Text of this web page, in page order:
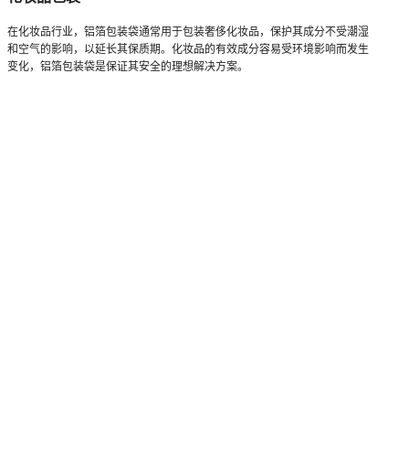
在化妆品行业，铝箔包装袋通常用于包装奢侈化妆品，保护其成分不受潮湿
和空气的影响，以延长其保质期。化妆品的有效成分容易受环境影响而发生
变化，铝箔包装袋是保证其安全的理想解决方案。